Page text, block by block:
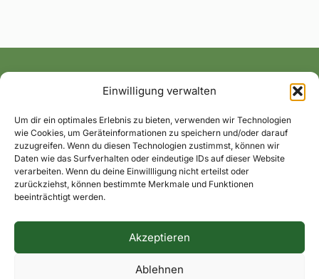
Einwilligung verwalten
Um dir ein optimales Erlebnis zu bieten, verwenden wir Technologien
wie Cookies, um Geräteinformationen zu speichern und/oder darauf
zuzugreifen. Wenn du diesen Technologien zustimmst, können wir
Daten wie das Surfverhalten oder eindeutige IDs auf dieser Website
verarbeiten. Wenn du deine Einwillligung nicht erteilst oder
zurückziehst, können bestimmte Merkmale und Funktionen
beeinträchtigt werden.
Akzeptieren
Ablehnen
Alle News und Termine ins Postfach!
Impressum Datenschutzerklärung Dorfkontakte